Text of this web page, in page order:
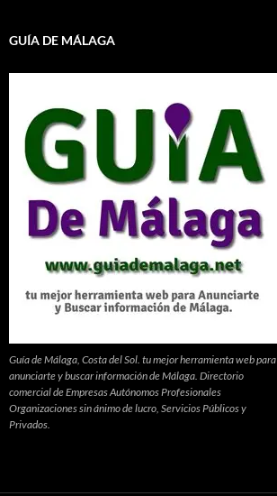
GUÍA DE MÁLAGA
Guía de Málaga, Costa del Sol. tu mejor herramienta web para
anunciarte y buscar información de Málaga. Directorio
comercial de Empresas Autónomos Profesionales
Organizaciones sin ánimo de lucro, Servicios Públicos y
Privados.